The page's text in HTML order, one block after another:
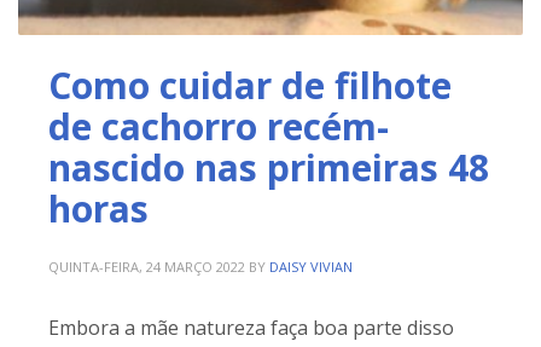
Como cuidar de filhote
de cachorro recém-
nascido nas primeiras 48
horas
QUINTA-FEIRA, 24 MARÇO 2022 BY DAISY VIVIAN
Embora a mãe natureza faça boa parte disso